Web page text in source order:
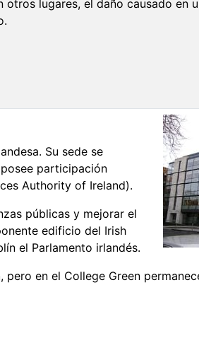
lugares, el daño causado en
Su sede se
participación
Authority of Ireland).
públicas y mejorar el
edificio del Irish
el Parlamento irlandés.
en el College Green